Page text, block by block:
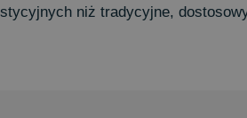
niż tradycyjne,